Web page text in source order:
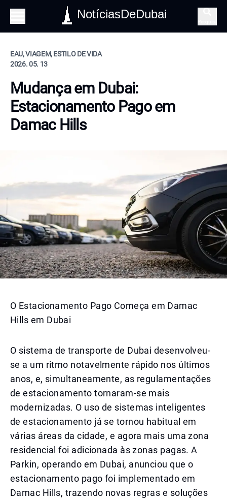
NotíciasDeDubai
EAU, VIAGEM, ESTILO DE VIDA
2026. 05. 13
Mudança em Dubai:
Estacionamento Pago em
Damac Hills
O Estacionamento Pago Começa em Damac
Hills em Dubai
O sistema de transporte de Dubai desenvolveu-
se a um ritmo notavelmente rápido nos últimos
anos, e, simultaneamente, as regulamentações
de estacionamento tornaram-se mais
modernizadas. O uso de sistemas inteligentes
de estacionamento já se tornou habitual em
várias áreas da cidade, e agora mais uma zona
residencial foi adicionada às zonas pagas. A
Parkin, operando em Dubai, anunciou que o
estacionamento pago foi implementado em
Damac Hills, trazendo novas regras e soluções